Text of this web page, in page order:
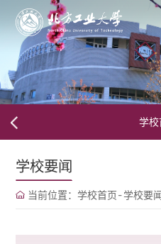
学校
学校要闻
当前位置： 学校首页-学校要